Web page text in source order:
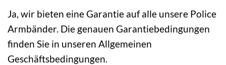
Ja, wir bieten eine Garantie auf alle unsere Police
Armbänder. Die genauen Garantiebedingungen
finden Sie in unseren Allgemeinen
Geschäftsbedingungen.